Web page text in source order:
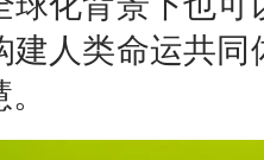
建人类命运共